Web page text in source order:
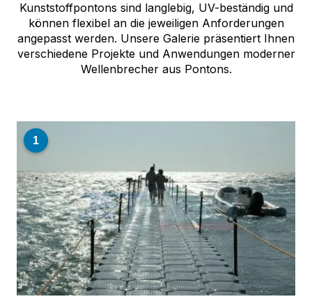
Kunststoffpontons sind langlebig, UV-beständig und
können flexibel an die jeweiligen Anforderungen
angepasst werden. Unsere Galerie präsentiert Ihnen
verschiedene Projekte und Anwendungen moderner
Wellenbrecher aus Pontons.